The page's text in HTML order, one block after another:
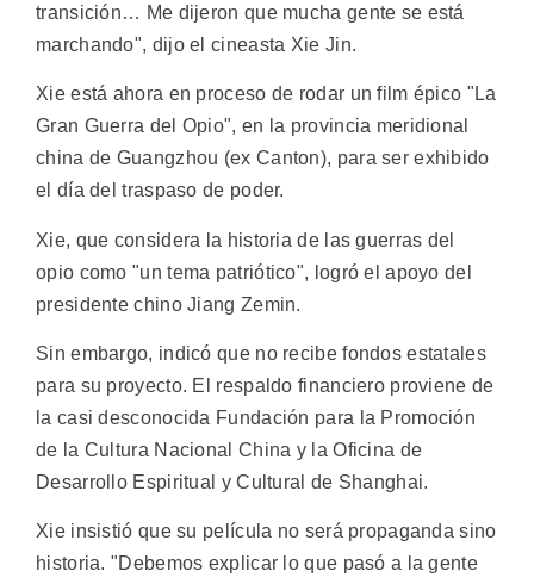
transición… Me dijeron que mucha gente se está
marchando", dijo el cineasta Xie Jin.
Xie está ahora en proceso de rodar un film épico "La
Gran Guerra del Opio", en la provincia meridional
china de Guangzhou (ex Canton), para ser exhibido
el día del traspaso de poder.
Xie, que considera la historia de las guerras del
opio como "un tema patriótico", logró el apoyo del
presidente chino Jiang Zemin.
Sin embargo, indicó que no recibe fondos estatales
para su proyecto. El respaldo financiero proviene de
la casi desconocida Fundación para la Promoción
de la Cultura Nacional China y la Oficina de
Desarrollo Espiritual y Cultural de Shanghai.
Xie insistió que su película no será propaganda sino
historia. "Debemos explicar lo que pasó a la gente